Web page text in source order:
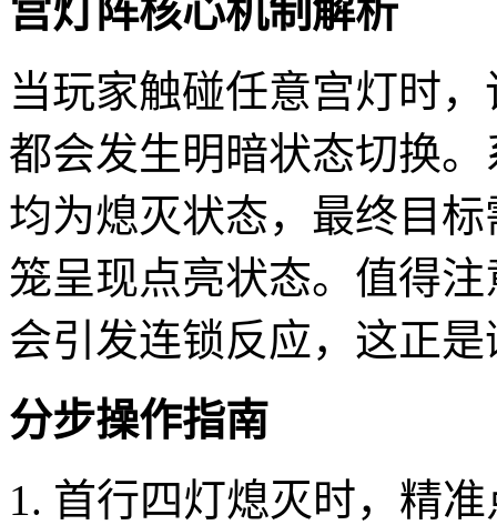
宫灯阵核心机制解析
当玩家触碰任意宫灯时
都会发生明暗状态切换
均为熄灭状态，最终目
笼呈现点亮状态。值得
会引发连锁反应，这正
分步操作指南
1. 首行四灯熄灭时，精